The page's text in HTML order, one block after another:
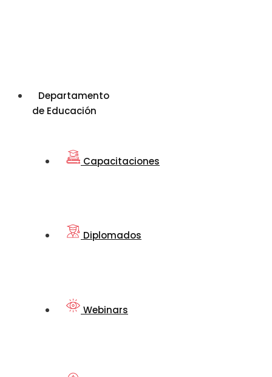
Departamento
de Educación
Capacitaciones
Diplomados
Webinars